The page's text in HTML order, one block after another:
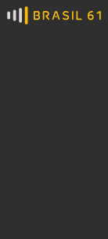
Ver todas as